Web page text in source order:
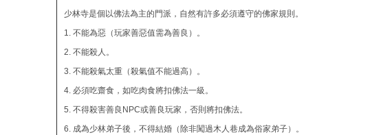
少林寺是個以佛法為主的門派，自然有許多必須遵守的佛家規則。
1. 不能為惡（玩家善惡值需為善良）。
2. 不能殺人。
3. 不能殺氣太重（殺氣值不能過高）。
4. 必須吃齋食，如吃肉食將扣佛法一級。
5. 不得殺害善良NPC或善良玩家，否則將扣佛法。
6. 成為少林弟子後，不得結婚（除非闖過木人巷成為俗家弟子）。